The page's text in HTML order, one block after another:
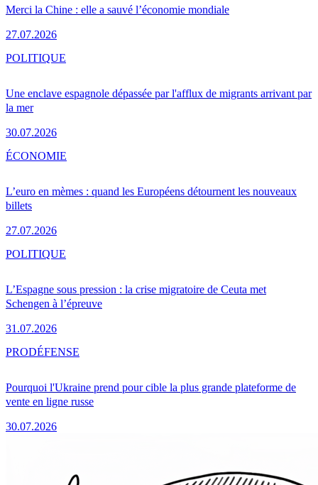
Merci la Chine : elle a sauvé l’économie mondiale
27.07.2026
Une enclave espagnole dépassée par l'afflux de migrants arrivant par
la mer
30.07.2026
POLITIQUE
L’euro en mèmes : quand les Européens détournent les nouveaux
billets
27.07.2026
ÉCONOMIE
L’Espagne sous pression : la crise migratoire de Ceuta met
Schengen à l’épreuve
31.07.2026
POLITIQUE
Pourquoi l'Ukraine prend pour cible la plus grande plateforme de
vente en ligne russe
30.07.2026
PRODÉFENSE